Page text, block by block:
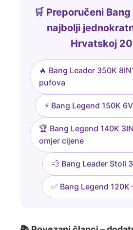
🛒 Preporučeni
najbolji
Hrvatskoj
🔥 Bang Leader 350K
pufova
⚡ Bang Legend 150K
🏆 Bang Legend 140K
omjer cijene
💨 Bang Leader Stoll
✅ Bang Legend 120K